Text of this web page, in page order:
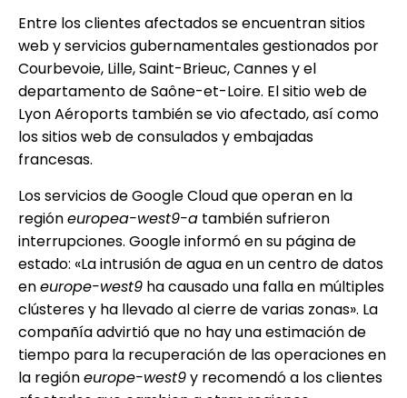
Entre los clientes afectados se encuentran sitios
web y servicios gubernamentales gestionados por
Courbevoie, Lille, Saint-Brieuc, Cannes y el
departamento de Saône-et-Loire. El sitio web de
Lyon Aéroports también se vio afectado, así como
los sitios web de consulados y embajadas
francesas.
Los servicios de Google Cloud que operan en la
regióneuropea-west9-a también sufrieron
interrupciones. Google informó en su página de
estado: «La intrusión de agua en un centro de datos
eneurope-west9 ha causado una falla en múltiples
clústeres y ha llevado al cierre de varias zonas». La
compañía advirtió que no hay una estimación de
tiempo para la recuperación de las operaciones en
la regióneurope-west9y recomendó a los clientes